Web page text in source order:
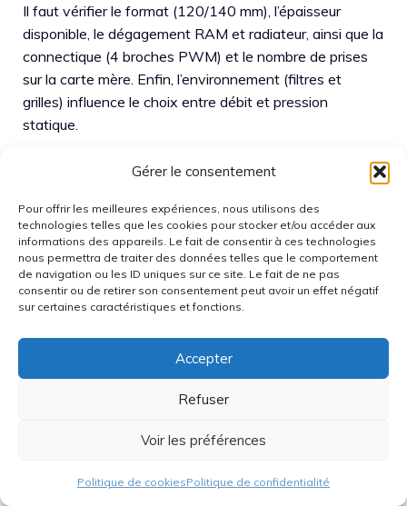
Gérer le consentement
Pour offrir les meilleures expériences, nous utilisons des
technologies telles que les cookies pour stocker et/ou accéder aux
informations des appareils. Le fait de consentir à ces technologies
nous permettra de traiter des données telles que le comportement
de navigation ou les ID uniques sur ce site. Le fait de ne pas
consentir ou de retirer son consentement peut avoir un effet négatif
sur certaines caractéristiques et fonctions.
Accepter
Refuser
Voir les préférences
Politique de cookiesPolitique de confidentialité
Il faut vérifier le format (120/140 mm), l’épaisseur
disponible, le dégagement RAM et radiateur, ainsi que la
connectique (4 broches PWM) et le nombre de prises
sur la carte mère. Enfin, l’environnement (filtres et
grilles) influence le choix entre débit et pression
statique.
La gamme Noctua Home est-
elle pertinente pour un NAS ou
une console ?
Oui si l’objectif est un refroidissement discret, stable et
simple à positionner. Un ventilateur externe bien orienté
internes. Cela améliore le Silence et peut contribuer à la
Durabilité des composants.
Vous pourriez aimer: